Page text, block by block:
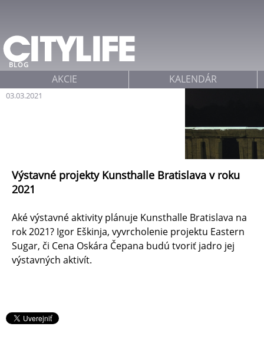
03.03.2021
BLOG
Výstavné projekty Kunsthalle Bratislava v roku
2021
Aké výstavné aktivity plánuje Kunsthalle Bratislava na
rok 2021? Igor Eškinja, vyvrcholenie projektu Eastern
Sugar, či Cena Oskára Čepana budú tvoriť jadro jej
výstavných aktivít.
AKCIE KALENDÁR